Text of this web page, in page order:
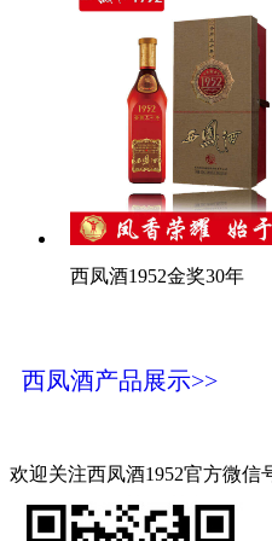
西凤酒1952金奖30年
西凤酒产品展示>>
欢迎关注西凤酒1952官方微信